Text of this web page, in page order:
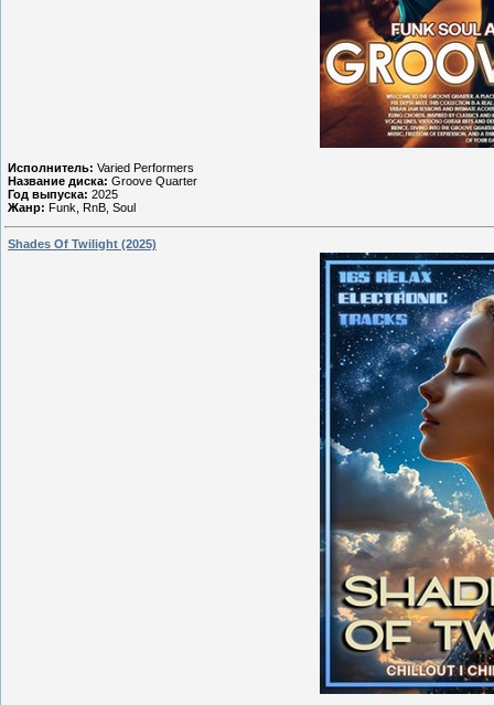
Исполнитель: Varied Performers
Название диска: Groove Quarter
Год выпуска: 2025
Жанр: Funk, RnB, Soul
Shades Of Twilight (2025)